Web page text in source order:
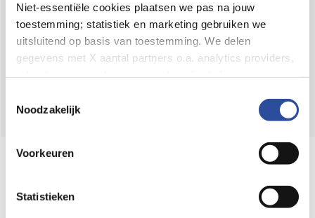
Niet-essentiële cookies plaatsen we pas na jouw
toestemming; statistiek en marketing gebruiken we
uitsluitend op basis van toestemming. We delen
gegevens met X aantal partners o.a. analytics providers,
en de bewaartermijnen per categorie. Je kunt je keuze op
gegevensverwerking staat in de
Privacyverklaring
Noodzakelijk
Voorkeuren
Statistieken
Assortiment
VolgDAop:
Online aanbieder medicijnen
webshop mag verkopen.